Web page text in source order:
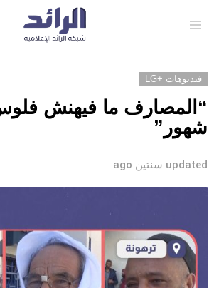
فيديوهات +LG
شهور”
updated سنتين ago